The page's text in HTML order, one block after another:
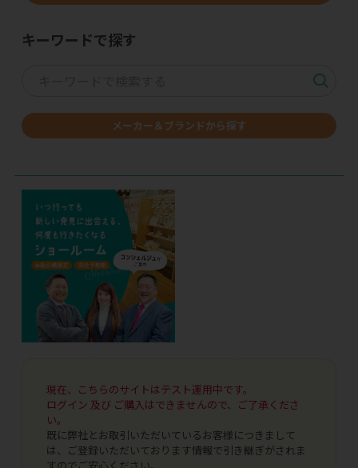
キーワードで探す
メーカー＆ブランドから探す
現在、こちらのサイトはテスト運用中です。
ログイン 及び ご購入はできませんので、ご了承くださ
い。
既に弊社とお取引いただいているお客様につきまして
は、ご登録いただいております情報で引き継ぎがされま